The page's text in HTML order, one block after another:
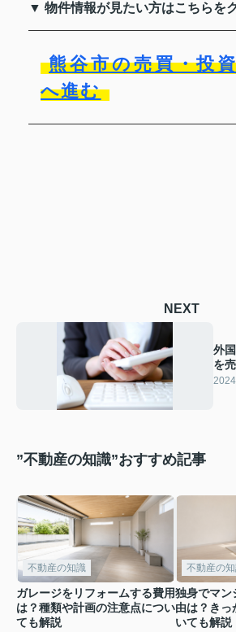
▼ 物件情報が見たい方はこちらを
熊谷市の売買・投
へ進む
NEXT
外
を
や
”不動産の知識”おすすめ記事
不動産の知識
ガレージをリフォームする費用
は？種類や計画の注意点につい
ても解説
不動産の
独身でマン
由は？きっ
いても解説